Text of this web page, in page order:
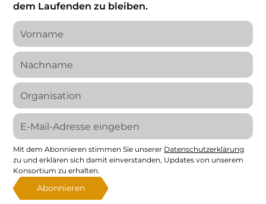
dem Laufenden zu bleiben.
Mit dem Abonnieren stimmen Sie unserer Datenschutzerklärung
zu und erklären sich damit einverstanden, Updates von unserem
Konsortium zu erhalten.